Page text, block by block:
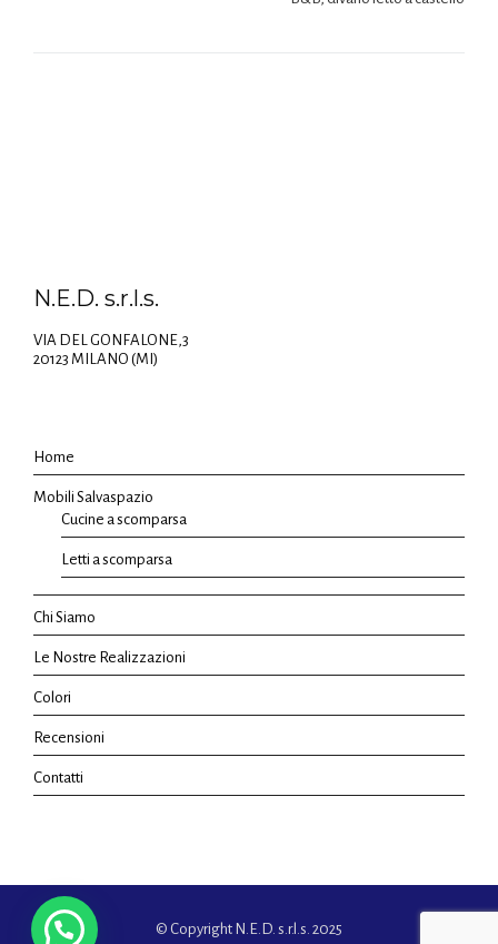
N.E.D. s.r.l.s.
VIA DEL GONFALONE,3
20123 MILANO (MI)
Home
Mobili Salvaspazio
Cucine a scomparsa
Letti a scomparsa
Chi Siamo
Le Nostre Realizzazioni
Colori
Recensioni
Contatti
© Copyright N.E.D. s.r.l.s. 2025